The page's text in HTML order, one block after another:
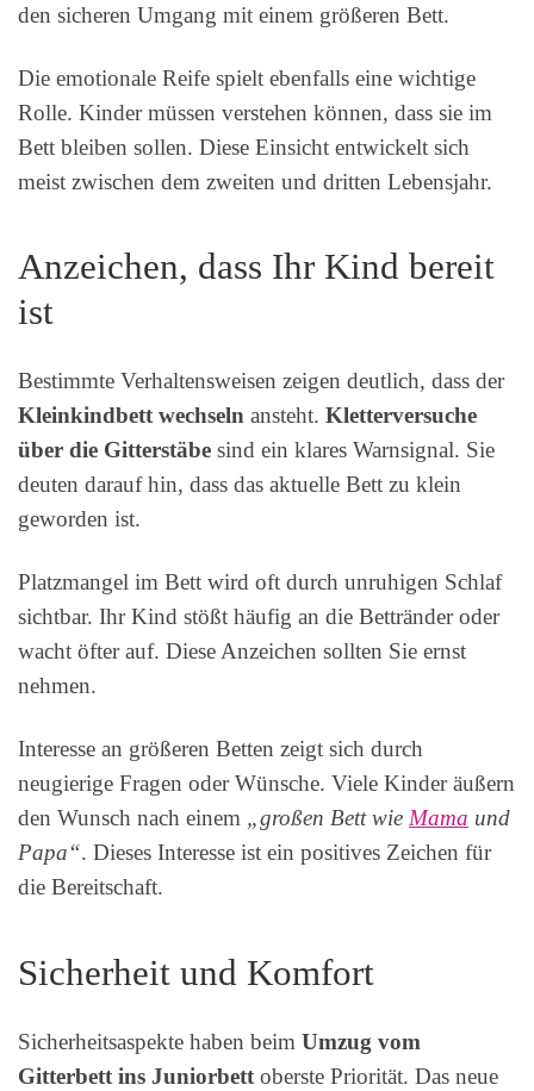
den sicheren Umgang mit einem größeren Bett.
Die emotionale Reife spielt ebenfalls eine wichtige
Rolle. Kinder müssen verstehen können, dass sie im
Bett bleiben sollen. Diese Einsicht entwickelt sich
meist zwischen dem zweiten und dritten Lebensjahr.
Anzeichen, dass Ihr Kind bereit
ist
Bestimmte Verhaltensweisen zeigen deutlich, dass der
Kleinkindbett wechseln ansteht. Kletterversuche
über die Gitterstäbe sind ein klares Warnsignal. Sie
deuten darauf hin, dass das aktuelle Bett zu klein
geworden ist.
Platzmangel im Bett wird oft durch unruhigen Schlaf
sichtbar. Ihr Kind stößt häufig an die Bettränder oder
wacht öfter auf. Diese Anzeichen sollten Sie ernst
nehmen.
Interesse an größeren Betten zeigt sich durch
neugierige Fragen oder Wünsche. Viele Kinder äußern
den Wunsch nach einem „großen Bett wie Mama und
Papa“. Dieses Interesse ist ein positives Zeichen für
die Bereitschaft.
Sicherheit und Komfort
Sicherheitsaspekte haben beim Umzug vom
Gitterbett ins Juniorbett oberste Priorität. Das neue